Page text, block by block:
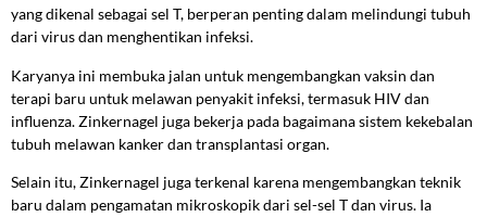
yang dikenal sebagai sel T, berperan penting dalam melindungi tubuh
dari virus dan menghentikan infeksi.
Karyanya ini membuka jalan untuk mengembangkan vaksin dan
terapi baru untuk melawan penyakit infeksi, termasuk HIV dan
influenza. Zinkernagel juga bekerja pada bagaimana sistem kekebalan
tubuh melawan kanker dan transplantasi organ.
Selain itu, Zinkernagel juga terkenal karena mengembangkan teknik
baru dalam pengamatan mikroskopik dari sel-sel T dan virus. Ia